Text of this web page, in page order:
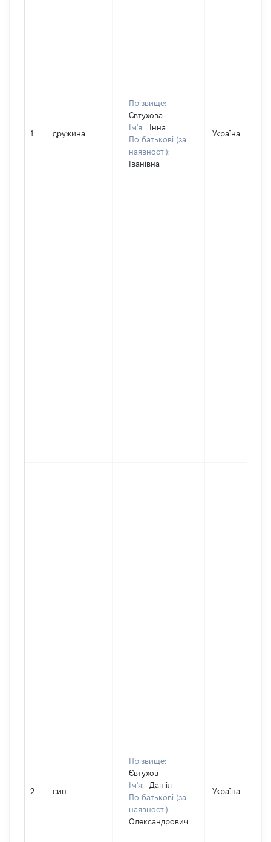
1 дружина
Прізвище:
Євтухова
Ім'я:
Інна
По батькові (за
наявності):
Іванівна
Україна
2 син
Прізвище:
Євтухов
Ім'я:
Данііл
По батькові (за
наявності):
Олександрович
Україна